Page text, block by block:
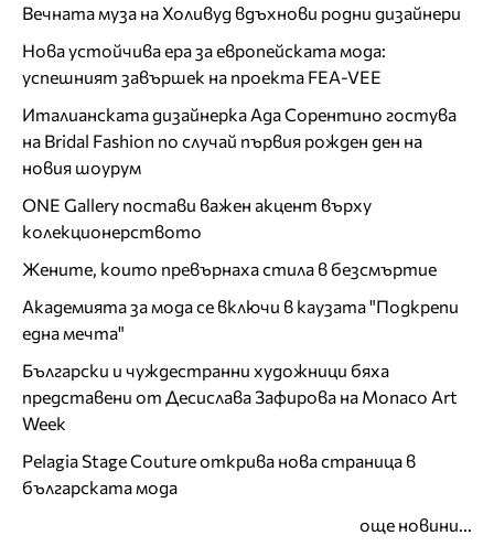
Вечната муза на Холивуд вдъхнови родни дизайнери
Нова устойчива ера за европейската мода:
успешният завършек на проекта FEA-VEE
Италианската дизайнерка Ада Сорентино гостува
на Bridal Fashion по случай първия рожден ден на
новия шоурум
ONE Gallery постави важен акцент върху
колекционерството
Жените, които превърнаха стила в безсмъртие
Академията за мода се включи в каузата "Подкрепи
една мечта"
Български и чуждестранни художници бяха
представени от Десислава Зафирова на Monaco Art
Week
Pelagia Stage Couture открива нова страница в
българската мода
още новини...